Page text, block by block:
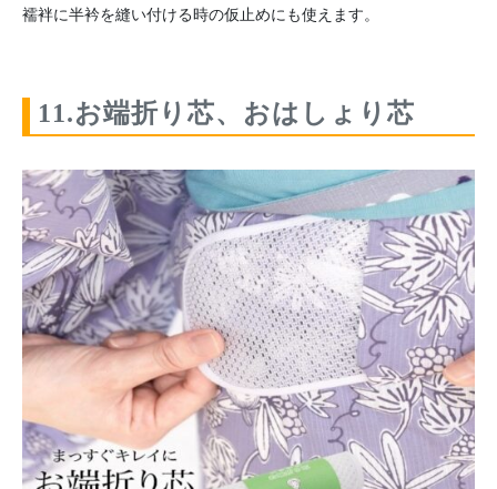
襦袢に半衿を縫い付ける時の仮止めにも使えます。
11.お端折り芯、おはしょり芯